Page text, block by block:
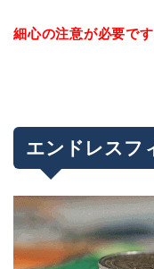
細心の注意が必要です
エンドレスフ